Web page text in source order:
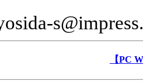
【PC